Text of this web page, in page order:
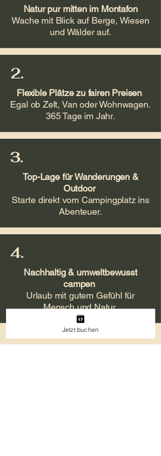
Natur pur mitten im Montafon
Wache mit Blick auf Berge, Wiesen
und Wälder auf.
2.
Flexible Plätze zu fairen Preisen
Egal ob Zelt, Van oder Wohnwagen.
365 Tage im Jahr.
3.
Top-Lage für Wanderungen &
Outdoor
Starte direkt vom Campingplatz ins
Abenteuer.
4.
Nachhaltig & umweltbewusst
campen
Urlaub mit gutem Gefühl für
Mensch und Natur.
Jetzt buchen